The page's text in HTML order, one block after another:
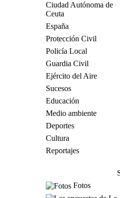
Ciudad Autónoma de
Ceuta
España
Protección Civil
Policía Local
Guardia Civil
Ejército del Aire
Sucesos
Educación
Medio ambiente
Deportes
Cultura
Reportajes
Fotos